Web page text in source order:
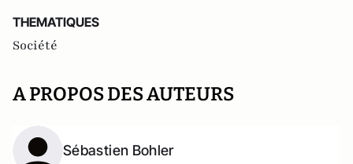
THEMATIQUES
Société
A PROPOS DES AUTEURS
Sébastien Bohler